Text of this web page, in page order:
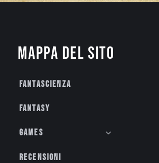
Mappa del sito
Fantascienza
Fantasy
Games
Recensioni